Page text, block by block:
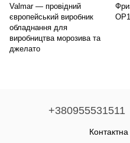
Valmar — провідний
європейський виробник
обладнання для
виробництва морозива та
джелато
+380955531511